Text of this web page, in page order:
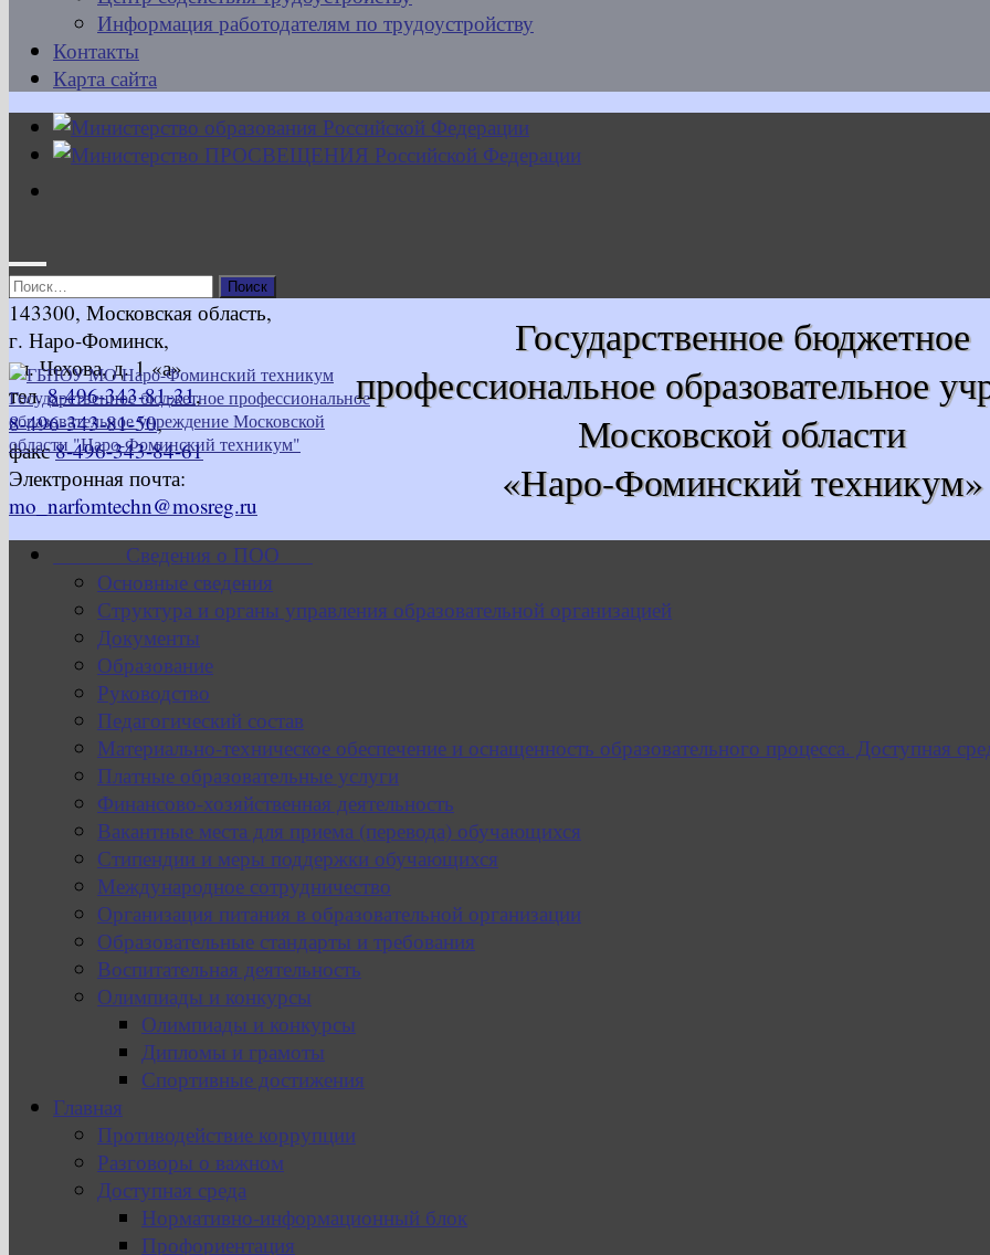
Информация работодателям по трудоустройству
Контакты
Карта сайта
Найти:
Государственное бюджетное
профессиональное образовательное
Московской области
«Наро-Фоминский техникум»
143300, Московская область,
г. Наро-Фоминск,
ул. Чехова, д. 1 «а»
тел.8-496-343-81-31,
8-496-343-81-50,
факс8-496-343-84-61
Электронная почта:
mo_narfomtechn@mosreg.ru
Сведения о ПОО
Основные сведения
Структура и органы управления образовательной организацией
Документы
Образование
Руководство
Педагогический состав
Материально-техническое обеспечение и оснащенность образовательного процесса. Доступная
Платные образовательные услуги
Финансово-хозяйственная деятельность
Вакантные места для приема (перевода) обучающихся
Стипендии и меры поддержки обучающихся
Международное сотрудничество
Организация питания в образовательной организации
Образовательные стандарты и требования
Воспитательная деятельность
Олимпиады и конкурсы
Олимпиады и конкурсы
Дипломы и грамоты
Спортивные достижения
Главная
Противодействие коррупции
Разговоры о важном
Доступная среда
Нормативно-информационный блок
Профориентация